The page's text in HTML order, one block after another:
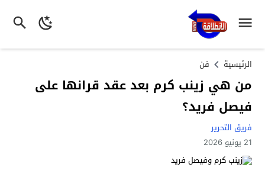
الرئيسية فن
من هي زينب كرم بعد عقد قرانها على
فيصل فريد؟
فريق التحرير
21 يونيو 2026